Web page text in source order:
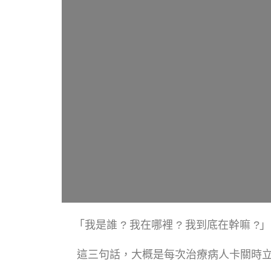
「我是誰 ? 我在哪裡 ? 我到底在幹嘛 ?」
這三句話，大概是每次治療病人卡關時